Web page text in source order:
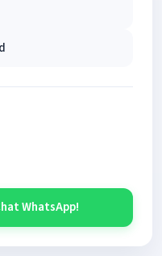
WhatsApp!